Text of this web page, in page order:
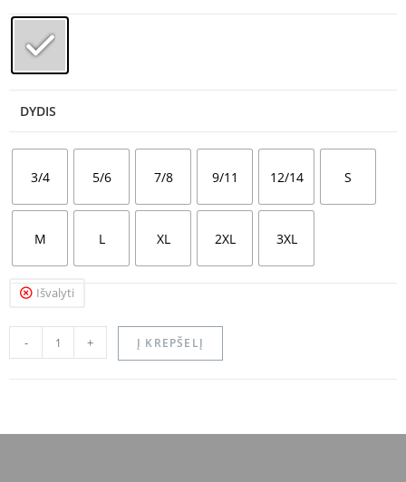
DYDIS
3/4 5/6 7/8 9/11 12/14 S
M L XL 2XL 3XL
Išvalyti
- + Į KREPŠELĮ